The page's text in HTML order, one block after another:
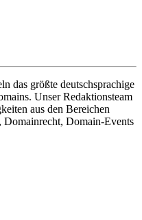
das größte deutschsprachige
Unser Redaktionsteam
aus den Bereichen
Domain-Events